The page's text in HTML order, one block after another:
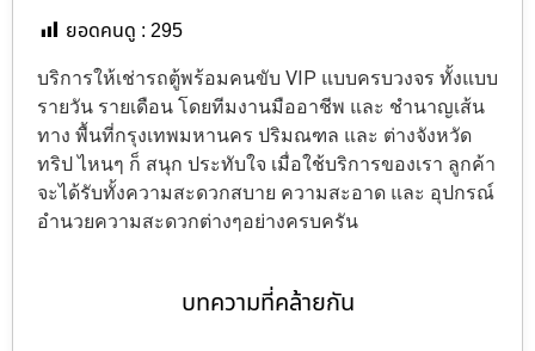
ยอดคนดู : 295
บริการให้เช่ารถตู้พร้อมคนขับ VIP แบบครบวงจร ทั้งแบบ
รายวัน รายเดือน โดยทีมงานมืออาชีพ และ ชำนาญเส้น
ทาง พื้นที่กรุงเทพมหานคร ปริมณฑล และ ต่างจังหวัด
ทริป ไหนๆ ก็ สนุก ประทับใจ เมื่อใช้บริการของเรา ลูกค้า
จะได้รับทั้งความสะดวกสบาย ความสะอาด และ อุปกรณ์
อำนวยความสะดวกต่างๆอย่างครบครัน
บทความที่คล้ายกัน